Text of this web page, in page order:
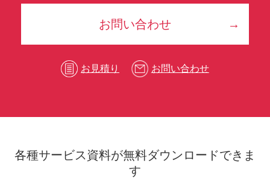
お問い合わせ
お見積り お問い合わせ
各種サービス資料が無料ダウンロードできま
す